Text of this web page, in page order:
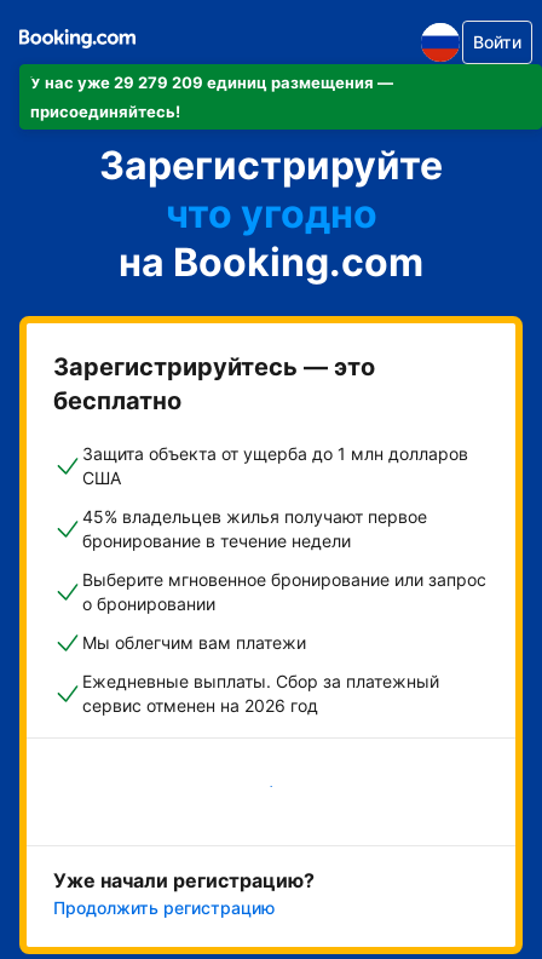
У нас уже 29 279 209 единиц размещения —
присоединяйтесь!
Войти
Зарегистрируйте
что угодно
на Booking.com
Зарегистрируйтесь — это
бесплатно
Защита объекта от ущерба до 1 млн долларов
США
45% владельцев жилья получают первое
бронирование в течение недели
Выберите мгновенное бронирование или запрос
о бронировании
Мы облегчим вам платежи
Ежедневные выплаты. Сбор за платежный
сервис отменен на 2026 год
Начать
Уже начали регистрацию?
Продолжить регистрацию